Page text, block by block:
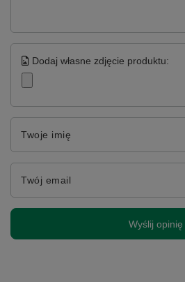
Dodaj własne zdjęcie produktu:
Twoje imię
Twój email
Wyślij opinię